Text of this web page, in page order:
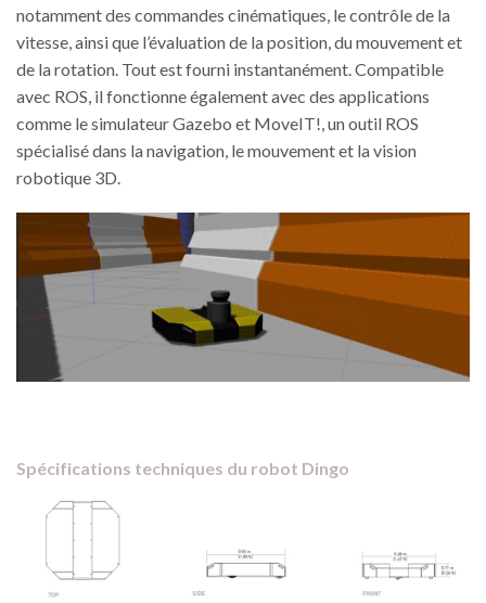
notamment des commandes cinématiques, le contrôle de la
vitesse, ainsi que l’évaluation de la position, du mouvement et
de la rotation. Tout est fourni instantanément. Compatible
avec ROS, il fonctionne également avec des applications
comme le simulateur Gazebo et MoveIT!, un outil ROS
spécialisé dans la navigation, le mouvement et la vision
robotique 3D.
Spécifications techniques du robot Dingo